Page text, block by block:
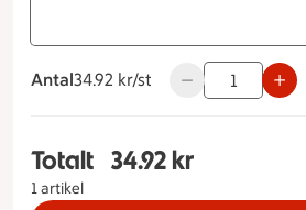
Antal
34.92 kronor styck
34.92 kr/st Använd
Totalt
1 artikel
Totalt 1 stycken
34.92 kr